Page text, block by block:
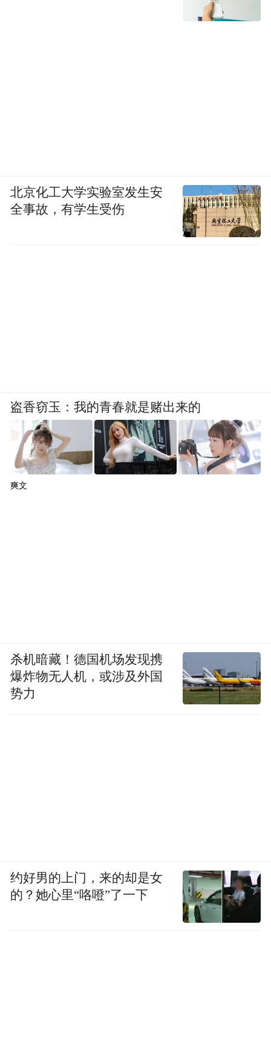
北京化工大学实验室发生安
全事故，有学生受伤
盗香窃玉：我的青春就是赌出来的
爽文
杀机暗藏！德国机场发现携
爆炸物无人机，或涉及外国
势力
约好男的上门，来的却是女
的？她心里“咯噔”了一下